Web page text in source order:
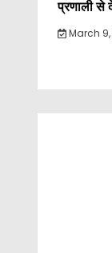
प्रणाली से
March 9,